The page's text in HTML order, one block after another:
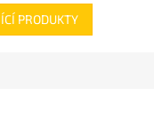
PRODUKTY